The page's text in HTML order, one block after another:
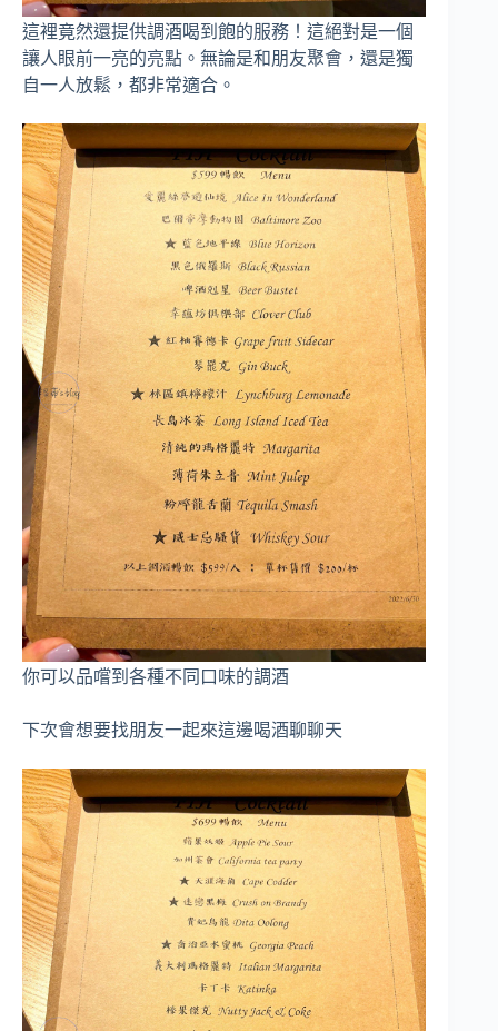
這裡竟然還提供調酒喝到飽的服務！這絕對是一個
讓人眼前一亮的亮點。無論是和朋友聚會，還是獨
自一人放鬆，都非常適合。
你可以品嚐到各種不同口味的調酒
下次會想要找朋友一起來這邊喝酒聊聊天